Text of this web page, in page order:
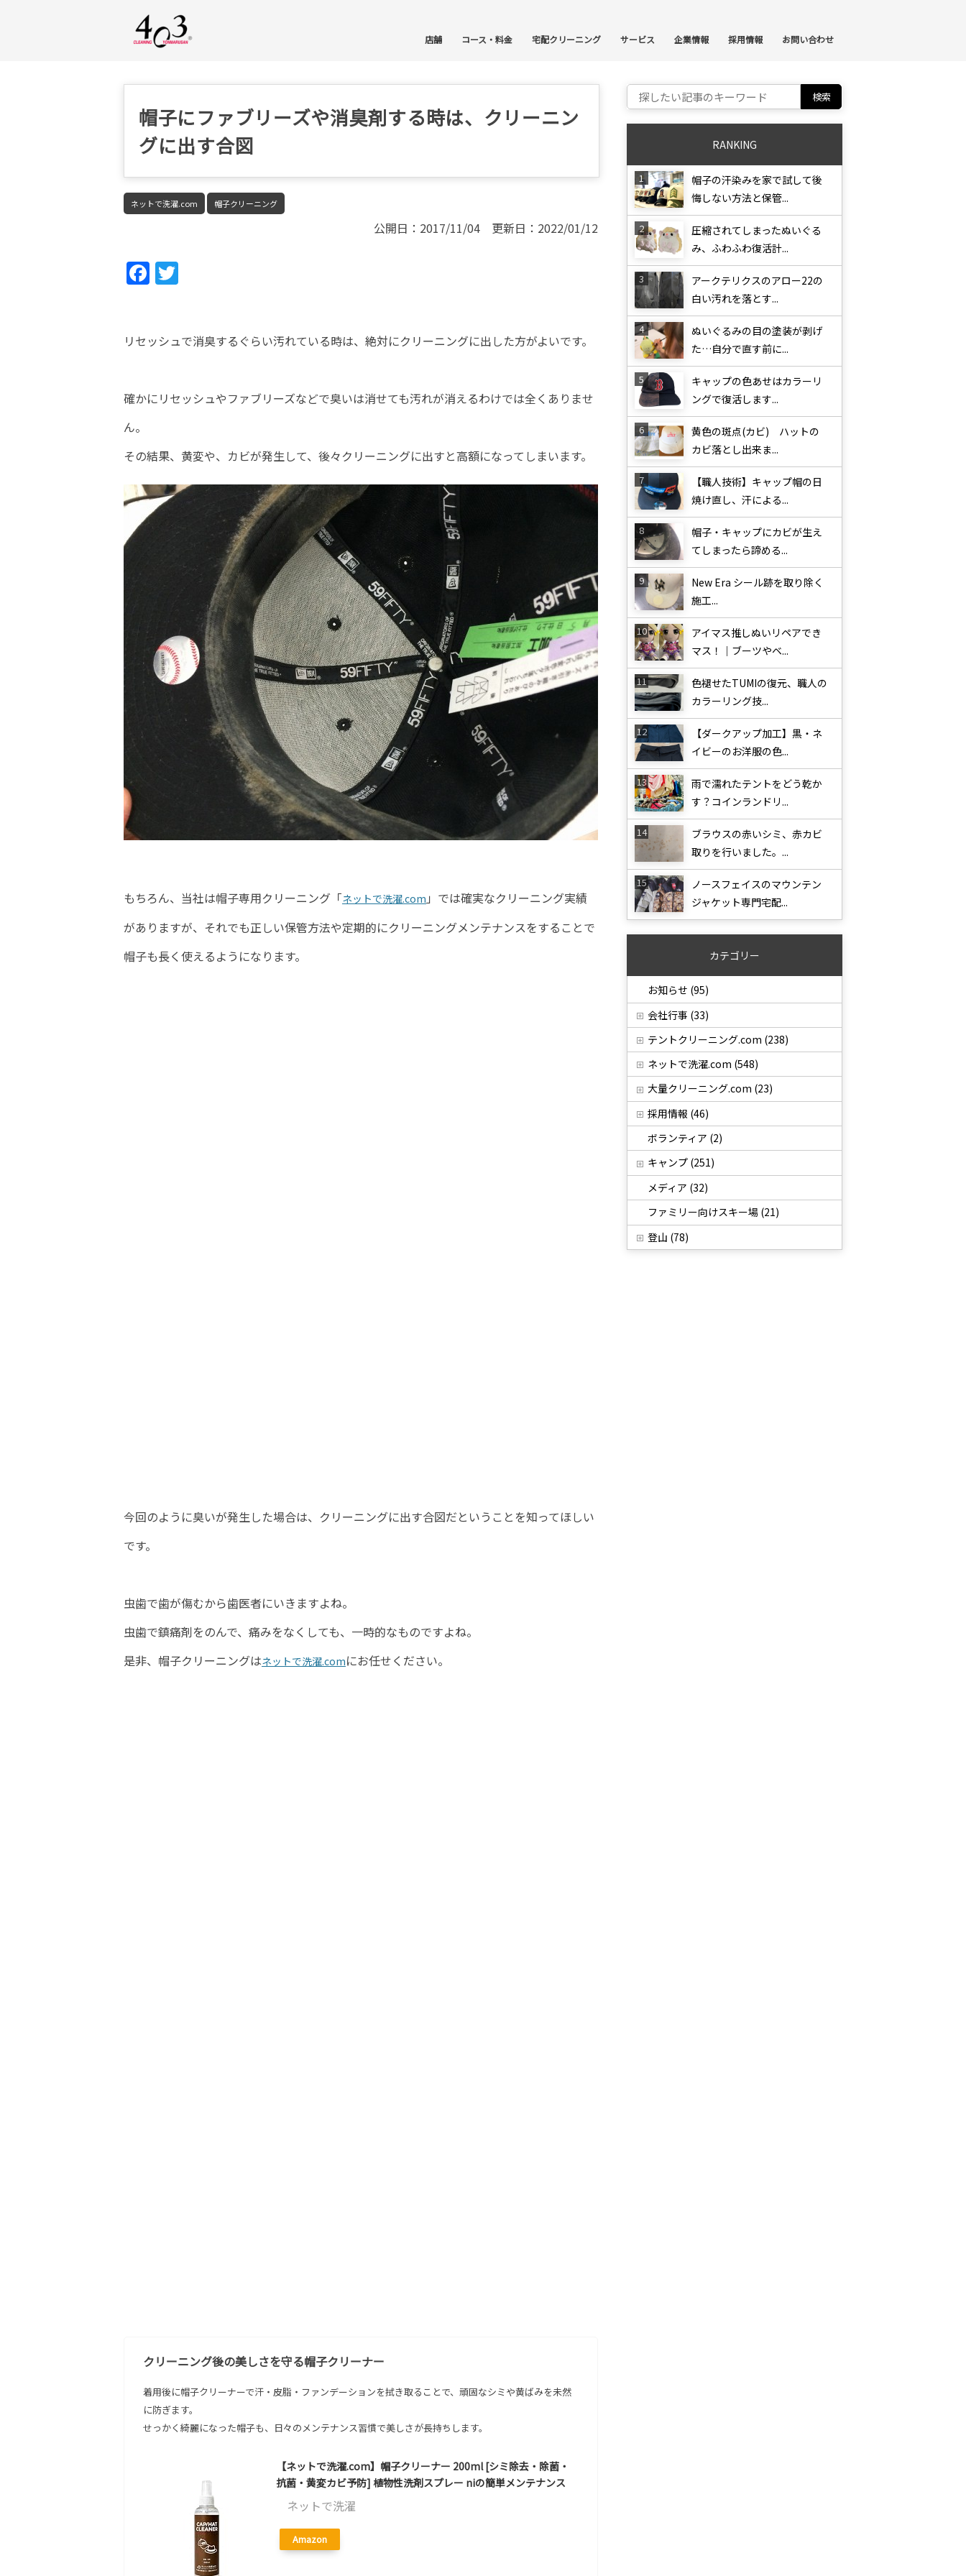
店舗 コース・料金 宅配クリーニング サービス 企業情報 採用情報 お問い合わせ
帽子にファブリーズや消臭剤する時は、クリーニン
グに出す合図
ネットで洗濯.com 帽子クリーニング
公開日：2017/11/04 更新日：2022/01/12
Fac
リセッシュで消臭するぐらい汚れている時は、絶対にクリーニングに出した方がよいです。
確かにリセッシュやファブリーズなどで臭いは消せても汚れが消えるわけでは全くありませ
ん。
その結果、黄変や、カビが発生して、後々クリーニングに出すと高額になってしまいます。
もちろん、当社は帽子専用クリーニング「ネットで洗濯.com 」では確実なクリーニング実績
がありますが、それでも正しい保管方法や定期的にクリーニングメンテナンスをすることで
帽子も長く使えるようになります。
今回のように臭いが発生した場合は、クリーニングに出す合図だということを知ってほしい
です。
虫歯で歯が傷むから歯医者にいきますよね。
虫歯で鎮痛剤をのんで、痛みをなくしても、一時的なものですよね。
是非、帽子クリーニングはネットで洗濯.comにお任せください。
クリーニング後の美しさを守る帽子クリーナー
着用後に帽子クリーナーで汗・皮脂・ファンデーションを拭き取ることで、頑固なシミや黄ばみを未然
に防ぎます。
せっかく綺麗になった帽子も、日々のメンテナンス習慣で美しさが長持ちします。
【ネットで洗濯.com】帽子クリーナー 200ml [シミ除去・除菌・
抗菌・黄変カビ予防] 植物性洗剤スプレー niの簡単メンテナンス
ネットで洗濯
Amazon
Search for:
RANKING
帽子の汗染みを家で試して後
悔しない方法と保管...
圧縮されてしまったぬいぐる
み、ふわふわ復活計...
アークテリクスのアロー22の
白い汚れを落とす...
ぬいぐるみの目の塗装が剥げ
た…自分で直す前に...
キャップの色あせはカラーリ
ングで復活します...
黄色の斑点(カビ) ハットの
カビ落とし出来ま...
【職人技術】キャップ帽の日
焼け直し、汗による...
帽子・キャップにカビが生え
てしまったら諦める...
New Era シール跡を取り除く
施工...
アイマス推しぬいリペアでき
マス！｜ブーツやベ...
色褪せたTUMIの復元、職人の
カラーリング技...
【ダークアップ加工】黒・ネ
イビーのお洋服の色...
雨で濡れたテントをどう乾か
す？コインランドリ...
ブラウスの赤いシミ、赤カビ
取りを行いました。...
ノースフェイスのマウンテン
ジャケット専門宅配...
カテゴリー
お知らせ (95)
会社行事 (33)
テントクリーニング.com (238)
ネットで洗濯.com (548)
大量クリーニング.com (23)
採用情報 (46)
ボランティア (2)
キャンプ (251)
メディア (32)
ファミリー向けスキー場 (21)
登山 (78)